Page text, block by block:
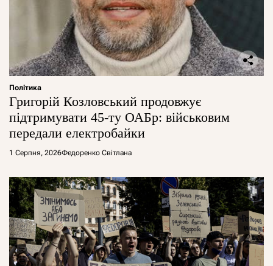
Політика
Григорій Козловський продовжує
підтримувати 45-ту ОАБр: військовим
передали електробайки
1 Серпня, 2026Федоренко Світлана